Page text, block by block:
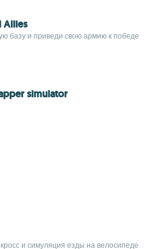
Allies
базу и приведи свою армию к победе
simulator
и симуляция езды на велосипеде